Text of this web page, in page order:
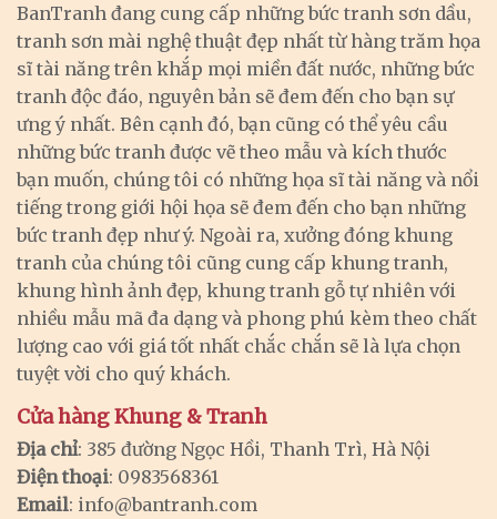
BanTranh đang cung cấp những bức tranh sơn dầu,
tranh sơn mài nghệ thuật đẹp nhất từ hàng trăm họa
sĩ tài năng trên khắp mọi miền đất nước, những bức
tranh độc đáo, nguyên bản sẽ đem đến cho bạn sự
ưng ý nhất. Bên cạnh đó, bạn cũng có thể yêu cầu
những bức tranh được vẽ theo mẫu và kích thước
bạn muốn, chúng tôi có những họa sĩ tài năng và nổi
tiếng trong giới hội họa sẽ đem đến cho bạn những
bức tranh đẹp như ý. Ngoài ra, xưởng đóng khung
tranh của chúng tôi cũng cung cấp khung tranh,
khung hình ảnh đẹp, khung tranh gỗ tự nhiên với
nhiều mẫu mã đa dạng và phong phú kèm theo chất
lượng cao với giá tốt nhất chắc chắn sẽ là lựa chọn
tuyệt vời cho quý khách.
Cửa hàng Khung & Tranh
Địa chỉ: 385 đường Ngọc Hồi, Thanh Trì, Hà Nội
Điện thoại: 0983568361
Email: info@bantranh.com